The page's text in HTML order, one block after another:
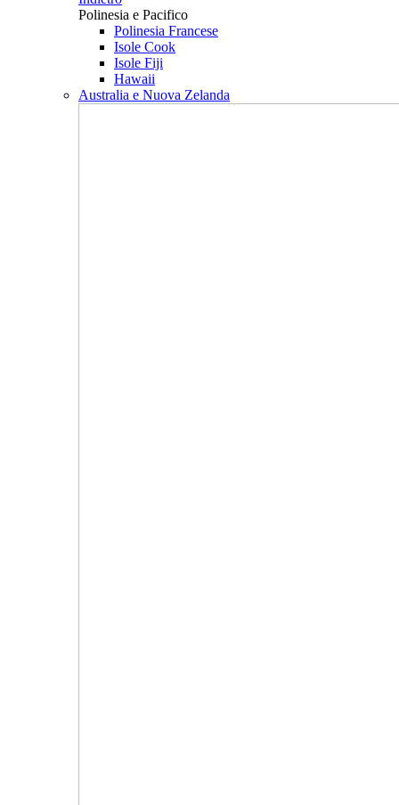
Polinesia e Pacifico
Polinesia Francese
Isole Cook
Isole Fiji
Hawaii
Australia e Nuova Zelanda